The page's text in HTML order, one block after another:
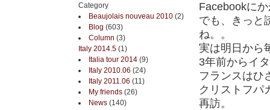
Facebookに
でも、きっと
ね。。
実は明日から
3年前からイ
フランスはひ
クリストフパ
再訪。
Category
Beaujolais nouveau 2010 (2)
Blog (603)
Column (3)
Italy 2014.5 (1)
Italia tour 2014 (9)
Italy 2010.06 (24)
Italy 2011.06 (11)
My friends (26)
News (140)